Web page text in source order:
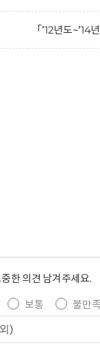
「’12년도
한 의견 남겨주세요.
보통 불만족